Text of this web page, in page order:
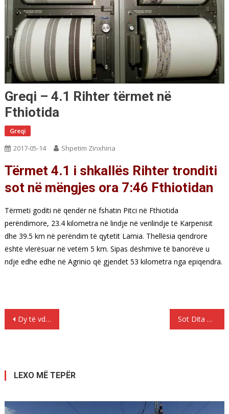
Greqi – 4.1 Rihter tërmet në
Fthiotida
Greqi
2017-05-14 Shpetim Zinxhiria
Tërmet 4.1 i shkallës Rihter tronditi
sot në mëngjes ora 7:46 Fthiotidan
Tërmeti goditi në qendër në fshatin Pitci në Fthiotida
perëndimore, 23.4 kilometra në lindje në verilindje të Karpenisit
dhe 39.5 km në perëndim të qytetit Lamia. Thellësia qendrore
është vlerësuar në vetëm 5 km. Sipas dëshmive të banorëve u
ndje edhe edhe në Agrinio që gjendet 53 kilometra nga epiqendra.
Lëvizje
Dy të vdekur dhe 377 të plagosur nga tërmeti Sot Dita Ndërkombëtare e Nënës
LEXO MË TEPËR